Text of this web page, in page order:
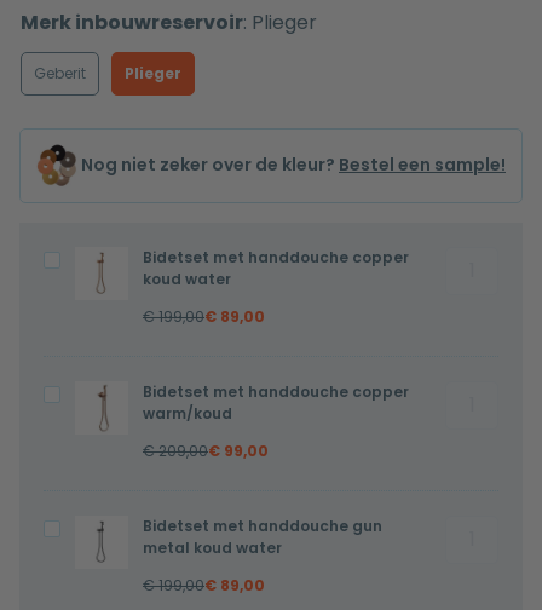
Merk inbouwreservoir: Plieger
Geberit Plieger
Nog niet zeker over de kleur? Bestel een sample!
Bidetset
met
handdouche
koud
water
Bidetset met handdouche copper
koud water
€199,00€ 89,00
Bidetset
met
handdouche
warm/koud
Bidetset met handdouche copper
warm/koud
€209,00€ 99,00
Bidetset
met
handdouche
Bidetset met handdouche gun
metal koud water
€199,00€ 89,00